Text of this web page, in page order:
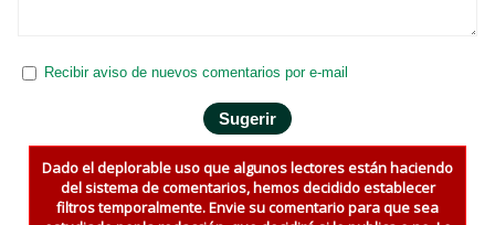
Recibir aviso de nuevos comentarios por e-mail
Dado el deplorable uso que algunos lectores están haciendo
del sistema de comentarios, hemos decidido establecer
filtros temporalmente. Envie su comentario para que sea